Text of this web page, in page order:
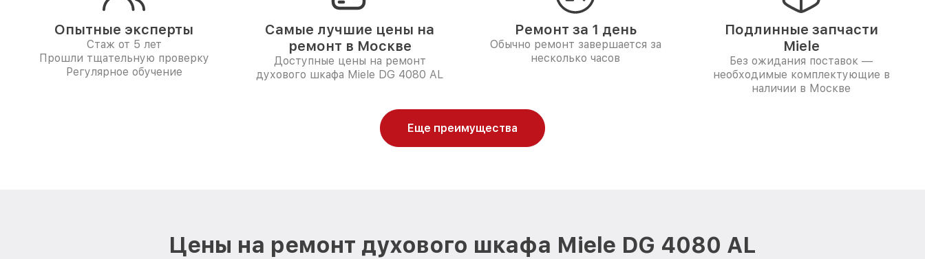
Опытные эксперты
Стаж от 5 лет
Прошли тщательную проверку
Регулярное обучение
Самые лучшие цены на
ремонт в Москве
Доступные цены на ремонт
духового шкафа Miele DG 4080 AL
Ремонт за 1 день
Обычно ремонт завершается за
несколько часов
Подлинные запчасти
Miele
Без ожидания поставок —
необходимые комплектующие в
наличии в Москве
Еще преимущества
Цены на ремонт духового шкафа Miele DG 4080 AL